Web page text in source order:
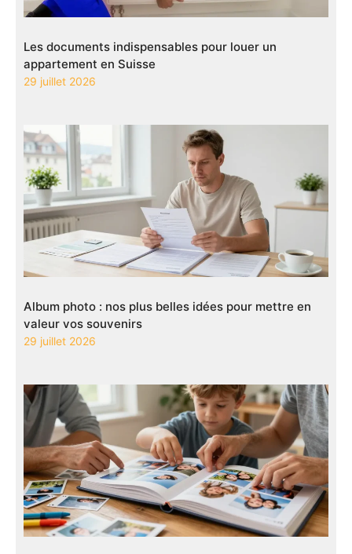
Les documents indispensables pour louer un
appartement en Suisse
29 juillet 2026
Album photo : nos plus belles idées pour mettre en
valeur vos souvenirs
29 juillet 2026